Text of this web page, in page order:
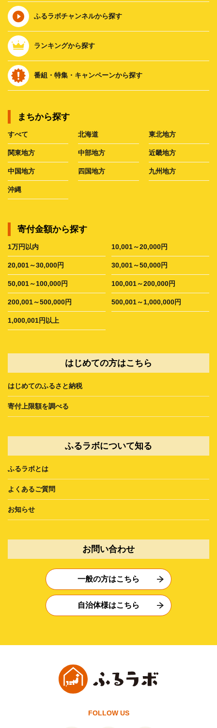
ふるラボチャンネルから探す
ランキングから探す
番組・特集・キャンペーンから探す
まちから探す
すべて 北海道 東北地方
関東地方 中部地方 近畿地方
中国地方 四国地方 九州地方
沖縄
寄付金額から探す
1万円以内 10,001～20,000円
20,001～30,000円 30,001～50,000円
50,001～100,000円 100,001～200,000円
200,001～500,000円 500,001～1,000,000円
1,000,001円以上
はじめての方はこちら
はじめてのふるさと納税
寄付上限額を調べる
ふるラボについて知る
ふるラボとは
よくあるご質問
お知らせ
お問い合わせ
一般の方はこちら
自治体様はこちら
FOLLOW US